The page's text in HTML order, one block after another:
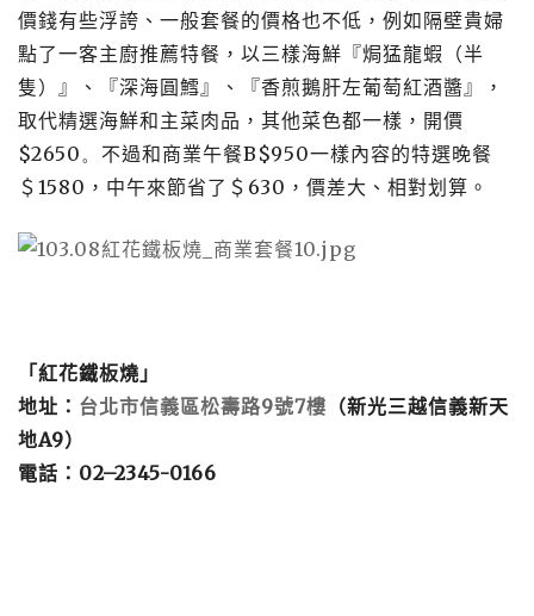
價錢有些浮誇、一般套餐的價格也不低，例如隔壁貴婦
點了一客主廚推薦特餐，以三樣海鮮『焗猛龍蝦（半
隻）』、『深海圓鱈』、『香煎鵝肝左葡萄紅酒醬』，
取代精選海鮮和主菜肉品，其他菜色都一樣，開價
$2650。 不過和商業午餐B$950一樣內容的特選晚餐
＄ 1580 ，中午來節省了＄ 630 ，價差大、相對划算。
「紅花鐵板燒」
地址： 台北市信義區松壽路9號7樓 （新光三越信義新天
地A9）
電話： 02–2345-0166